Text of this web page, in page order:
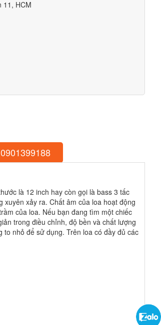
11, HCM
là 12 inch hay còn gọi là bass 3 tấc
xảy ra. Chất âm của loa hoạt động
của loa. Nếu bạn đang tìm một chiếc
trong điều chỉnh, độ bền và chất lượng
nhỏ để sử dụng. Trên loa có đầy đủ các